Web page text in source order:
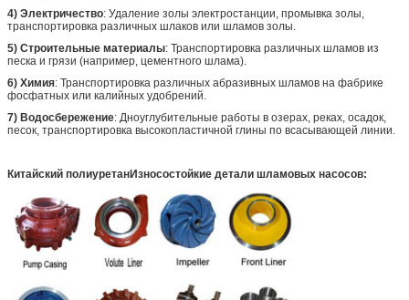
4) Электричество: Удаление золы электростанции, промывка золы,
транспортировка различных шлаков или шламов золы.
5) Строительные материалы: Транспортировка различных шламов из
песка и грязи (например, цементного шлама).
6) Химия: Транспортировка различных абразивных шламов на фабрике
фосфатных или калийных удобрений.
7) Водосбережение: Дноуглубительные работы в озерах, реках, осадок,
песок, транспортировка высокопластичной глины по всасывающей линии.
Китайский полиуретанИзносостойкие детали шламовых насосов: